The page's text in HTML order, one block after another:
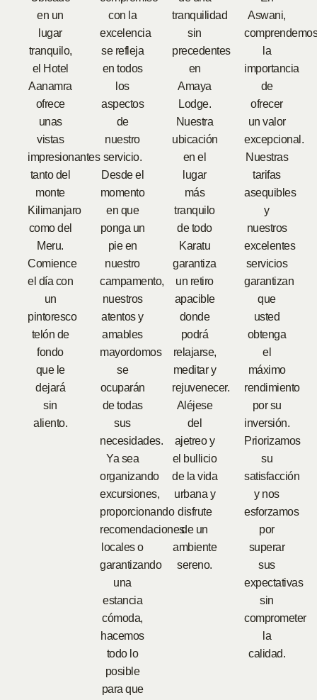
en un
lugar
tranquilo,
el Hotel
Aanamra
ofrece
unas
vistas
impresionantes
tanto del
monte
Kilimanjaro
como del
Meru.
Comience
el día con
un
pintoresco
telón de
fondo
que le
dejará
sin
aliento.
con la
excelencia
se refleja
en todos
los
aspectos
de
nuestro
servicio.
Desde el
momento
en que
ponga un
pie en
nuestro
campamento,
nuestros
atentos y
amables
mayordomos
se
ocuparán
de todas
sus
necesidades.
Ya sea
organizando
excursiones,
proporcionando
recomendaciones
locales o
garantizando
una
estancia
cómoda,
hacemos
todo lo
posible
para que
tranquilidad
sin
precedentes
en
Amaya
Lodge.
Nuestra
ubicación
en el
lugar
más
tranquilo
de todo
Karatu
garantiza
un retiro
apacible
donde
podrá
relajarse,
meditar y
rejuvenecer.
Aléjese
del
ajetreo y
el bullicio
de la vida
urbana y
disfrute
de un
ambiente
sereno.
Aswani,
comprendemos
la
importancia
de
ofrecer
un valor
excepcional.
Nuestras
tarifas
asequibles
y
nuestros
excelentes
servicios
garantizan
que
usted
obtenga
el
máximo
rendimiento
por su
inversión.
Priorizamos
su
satisfacción
y nos
esforzamos
por
superar
sus
expectativas
sin
comprometer
la
calidad.